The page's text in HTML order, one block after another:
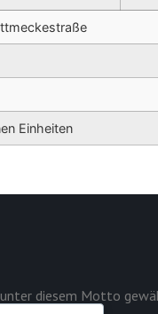
Einheiten
unter diesem Motto